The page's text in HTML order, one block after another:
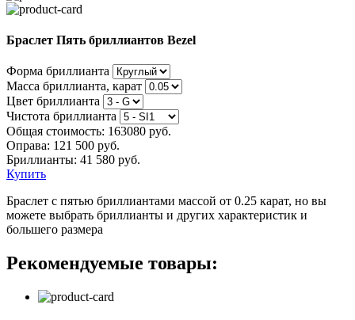
Браслет Пять бриллиантов Bezel
Форма бриллианта
Масса бриллианта, карат
Цвет бриллианта
Чистота бриллианта
Общая стоимость: 163080 руб.
Оправа: 121 500 руб.
Бриллианты: 41 580 руб.
Купить
Браслет с пятью бриллиантами массой от 0.25 карат, но вы
можете выбрать бриллианты и других характеристик и
большего размера
Рекомендуемые товары: